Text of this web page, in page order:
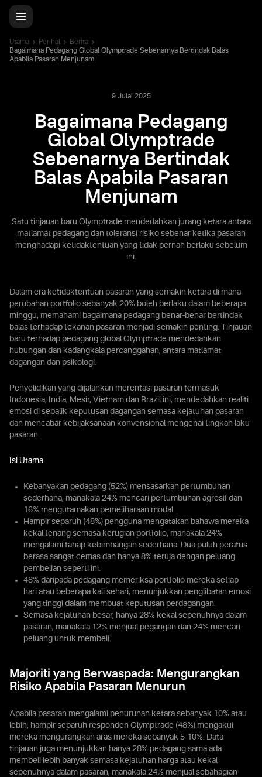
Utama Perihal
Berita
Bagaimana Pedagang Global Olymptrade Sebenarnya Bertindak Balas
Apabila Pasaran Menjunam
9 Julai 2025
Bagaimana Pedagang
Global Olymptrade
Sebenarnya Bertindak
Balas Apabila Pasaran
Menjunam
Satu tinjauan baru Olymptrade mendedahkan jurang ketara antara
matlamat pedagang dan toleransi risiko sebenar ketika pasaran
menghadapi ketidaktentuan yang tidak pernah berlaku sebelum
ini.
Dalam era ketidaktentuan pasaran yang semakin ketara di mana
perubahan portfolio sebanyak 20% boleh berlaku dalam beberapa
minggu, memahami bagaimana pedagang benar-benar bertindak
balas terhadap tekanan pasaran menjadi semakin penting. Tinjauan
baru terhadap pedagang global Olymptrade mendedahkan
hubungan dan kadangkala percanggahan, antara matlamat
dagangan dan psikologi.
Penyelidikan yang dijalankan merentasi pasaran termasuk
Indonesia, India, Mesir, Vietnam dan Brazil ini, mendedahkan realiti
emosi di sebalik keputusan dagangan semasa kejatuhan pasaran
dan mencabar kebijaksanaan konvensional mengenai tingkah laku
pasaran.
Isi Utama
Kebanyakan pedagang (52%) mensasarkan pertumbuhan
sederhana, manakala 24% mencari pertumbuhan agresif dan
16% mengutamakan pemeliharaan modal.
Hampir separuh (48%) pengguna mengatakan bahawa mereka
kekal tenang semasa kerugian portfolio, manakala 24%
mengalami tahap kebimbangan sederhana. Dua puluh peratus
berasa sangat cemas dan hanya 8% teruja dengan peluang
pembelian seperti ini.
48% daripada pedagang memeriksa portfolio mereka setiap
hari atau beberapa kali sehari, menunjukkan penglibatan emosi
yang tinggi dalam membuat keputusan perdagangan.
Semasa kejatuhan besar, hanya 28% kekal sepenuhnya dalam
pasaran, manakala 12% menjual pegangan dan 24% mencari
peluang untuk membeli.
Majoriti yang Berwaspada: Mengurangkan
Risiko Apabila Pasaran Menurun
Apabila pasaran mengalami penurunan ketara sebanyak 10% atau
lebih, hampir separuh responden Olymptrade (48%) mengakui
mereka mengurangkan aras mereka sebanyak 5-10%. Data
tinjauan juga menunjukkan hanya 28% pedagang sama ada
membeli lebih banyak semasa kejatuhan harga atau kekal
sepenuhnya dalam pasaran, manakala 24% menjual sebahagian